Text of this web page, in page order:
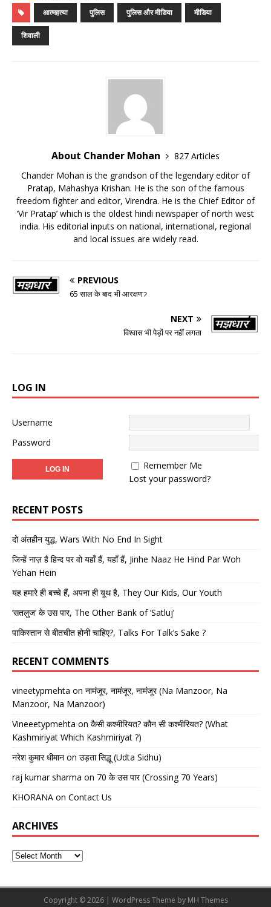
आत्महत्या
पुलिस पुलिस और मीडिया मीडिया
शिवाली
About Chander Mohan
827 Articles
Chander Mohan is the grandson of the legendary editor of
Pratap, Mahashya Krishan. He is the son of the famous
freedom fighter and editor, Virendra. He is the Chief Editor of
‘Vir Pratap’ which is the oldest hindi newspaper of north west
india. His editorial inputs on national, international, regional
and local issues are widely read.
PREVIOUS
65 साल के बाद भी आरक्षणॽ
NEXT
विश्वास भी पेड़ों पर नहीं लगता
LOG IN
Username
Password
Remember Me
Lost your password?
RECENT POSTS
दो अंतहीन युद्ध, Wars With No End In Sight
जिन्हें नाज़ है हिन्द पर वो यहाँ हैं, यहाँ हैं, Jinhe Naaz He Hind Par Woh
Yehan Hein
यह हमारे ही बच्चे हैं, अपना ही यूथ है, They Our Kids, Our Youth
‘सतलुज’ के उस पार, The Other Bank of ‘Satluj’
पाकिस्तान से बीतचीत होनी चाहिए?, Talks For Talk’s Sake ?
RECENT COMMENTS
vineetypmehta on नामंजूर, नामंजूर, नामंजूर (Na Manzoor, Na
Manzoor, Na Manzoor)
Vineeetypmehta on कैसी कश्मीरियत? कौन सी कश्मीरियत? (What
Kashmiriyat Which Kashmiriyat ?)
नरेश कुमार धीमान on उड़ता सिद्धू (Udta Sidhu)
raj kumar sharma on 70 के उस पार (Crossing 70 Years)
KHORANA on Contact Us
ARCHIVES
Copyright © 2026 | WordPress Theme by MH Themes